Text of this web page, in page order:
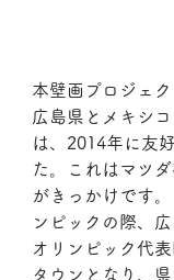
本壁画プロジェ
広島県とメキシ
は、2014年に友
た。これはマツ
がきっかけです
ンピックの際、
オリンピック代
タウンとなり、